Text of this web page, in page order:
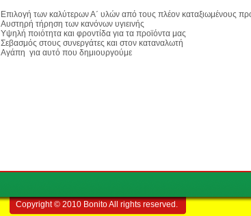
Επιλογή των καλύτερων Α΄ υλών από τους πλέον καταξιωμένους
Αυστηρή τήρηση των κανόνων υγιεινής
Υψηλή ποιότητα και φροντίδα για τα προϊόντα μας
Σεβασμός στους συνεργάτες και στον καταναλωτή
Αγάπη για αυτό που δημιουργούμε
Copyright © 2010 Bonito All rights reserved.